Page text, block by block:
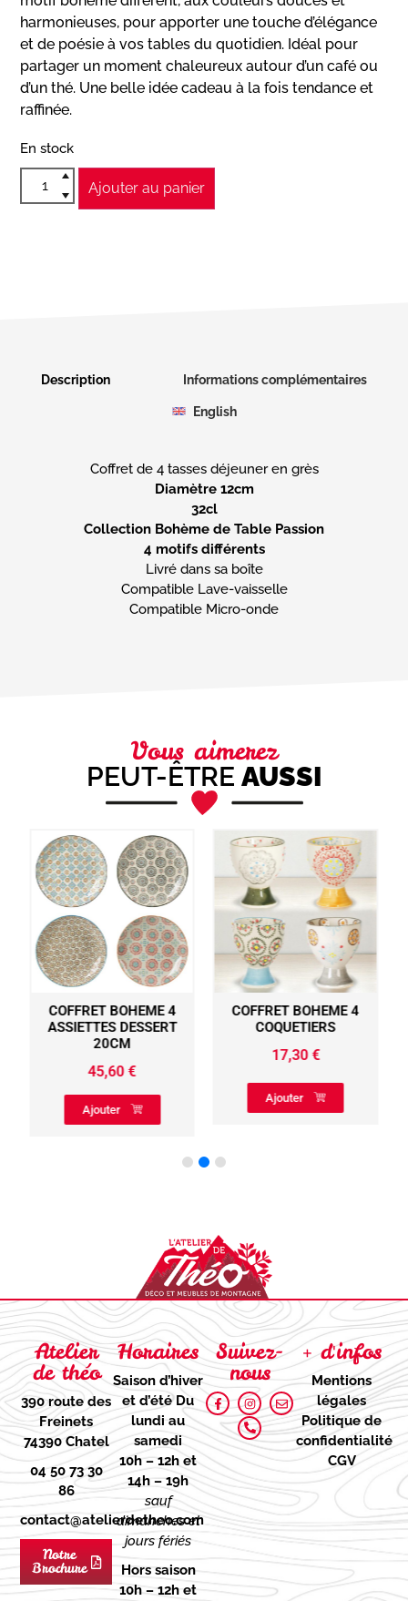
harmonieuses, pour apporter une touche d’élégance
et de poésie à vos tables du quotidien. Idéal pour
partager un moment chaleureux autour d’un café ou
d’un thé. Une belle idée cadeau à la fois tendance et
raffinée.
En stock
Ajouter au panier
Description Informations complémentaires
English
Coffret de 4 tasses déjeuner en grès
Diamètre 12cm
32cl
Collection Bohème de Table Passion
4 motifs différents
Livré dans sa boîte
Compatible Lave-vaisselle
Compatible Micro-onde
Vous aimerez
PEUT-ÊTRE AUSSI
COFFRET BOHEME 4
ASSIETTES DESSERT
20CM
45,60€
Ajouter
COFFRET BOHEME 4
COQUETIERS
17,30€
Ajouter
Atelier
de théo
390 route des
Freinets
74390 Chatel
04 50 73 30
86
contact@atelierdetheo.com
Notre
Brochure
Horaires
Saison d’hiver
et d’étéDu
lundi au
samedi
10h – 12h et
14h – 19h
sauf
dimanches et
jours fériés
Hors saison
10h – 12h et
Suivez-
nous
+ d'infos
Mentions
légales
Politique de
confidentialité
CGV